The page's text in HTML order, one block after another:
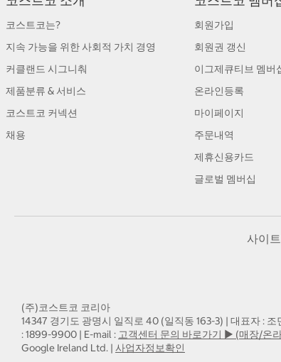
코스트코는?
지속 가능을 위한 사회적 가치 경영
커클랜드 시그니춰
제품분류 & 서비스
코스트코 커넥션
채용
회원가입
회원권 갱신
이그제큐티브 멤버
온라인등록
마이페이지
주문내역
제휴신용카드
글로벌 멤버십
사이
(주)코스트코 코리아
14347 경기도 광명시 일직로 40 (일직동 163-3) | 대표자 :
: 1899-9900 | E-mail : 고객센터 문의 바로가기 ▶ (매장/온
Google Ireland Ltd. | 사업자정보확인